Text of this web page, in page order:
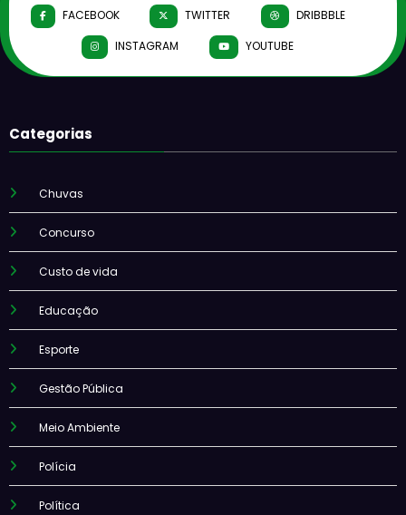
FACEBOOK TWITTER
DRIBBBLE
INSTAGRAM
YOUTUBE
Categorias
Chuvas
Concurso
Custo de vida
Educação
Esporte
Gestão Pública
Meio Ambiente
Polícia
Política